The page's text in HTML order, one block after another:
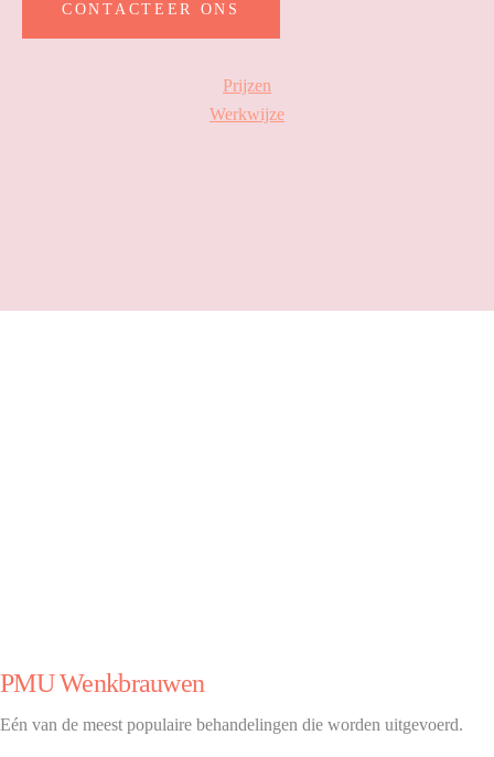
CONTACTEER ONS
Prijzen
Werkwijze
PMU Wenkbrauwen
Eén van de meest populaire behandelingen die worden uitgevoerd.